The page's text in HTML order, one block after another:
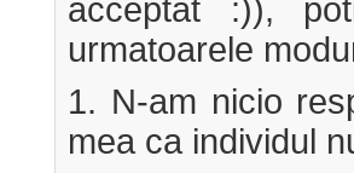
acceptat :)),
urmatoarele
1. N-am nicio
mea ca individul